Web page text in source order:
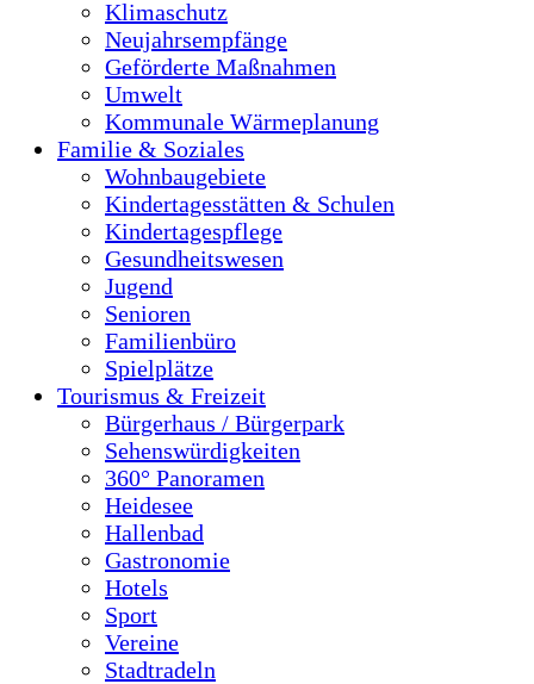
Klimaschutz
Neujahrsempfänge
Geförderte Maßnahmen
Umwelt
Kommunale Wärmeplanung
Familie & Soziales
Wohnbaugebiete
Kindertagesstätten & Schulen
Kindertagespflege
Gesundheitswesen
Jugend
Senioren
Familienbüro
Spielplätze
Tourismus & Freizeit
Bürgerhaus / Bürgerpark
Sehenswürdigkeiten
360° Panoramen
Heidesee
Hallenbad
Gastronomie
Hotels
Sport
Vereine
Stadtradeln